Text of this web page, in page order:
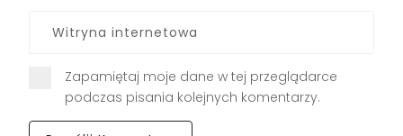
Zapamiętaj moje dane w tej przeglądarce
podczas pisania kolejnych komentarzy.